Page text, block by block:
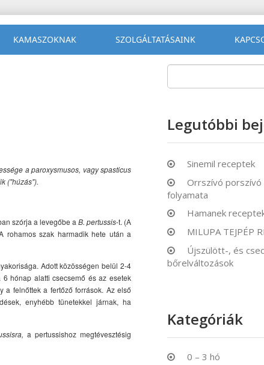
KAMASZOKNAK SZOLGÁLTATÁSAINK
a paroxysmusos, vagy spasticus
("húzás").
szórja a levegőbe a B. pertussis-t. (A
rohamos szak harmadik hete után a
Adott közösségen belül 2-4
hónap alatti csecsemő és az esetek
felnőttek a fertőző források. Az első
enyhébb tünetekkel járnak, ha
a pertussishoz megtévesztésig
Legutóbbi
Sinemil receptek
Orrszívó
folyamata
Hamanek
MILUPA TEJPÉP
Újszülött-, és
bőrelváltozások
Kategóriák
0 – 3 hó